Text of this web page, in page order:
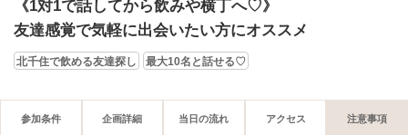
《1対1で話してから飲みや横丁へ♡》
友達感覚で気軽に出会いたい方にオススメ
北千住で飲める友達探し 最大10名と話せる♡
参加条件 企画詳細 当日の流れ アクセス 注意事項